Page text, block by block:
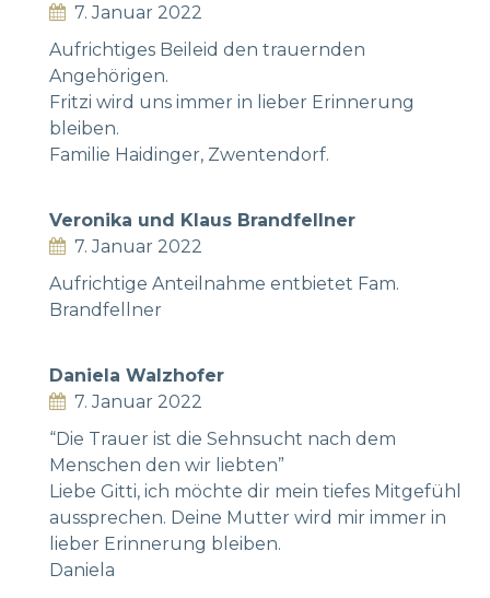
7. Januar 2022
Aufrichtiges Beileid den trauernden
Angehörigen.
Fritzi wird uns immer in lieber Erinnerung
bleiben.
Familie Haidinger, Zwentendorf.
Veronika und Klaus Brandfellner
7. Januar 2022
Aufrichtige Anteilnahme entbietet Fam.
Brandfellner
Daniela Walzhofer
7. Januar 2022
“Die Trauer ist die Sehnsucht nach dem
Menschen den wir liebten”
Liebe Gitti, ich möchte dir mein tiefes Mitgefühl
aussprechen. Deine Mutter wird mir immer in
lieber Erinnerung bleiben.
Daniela